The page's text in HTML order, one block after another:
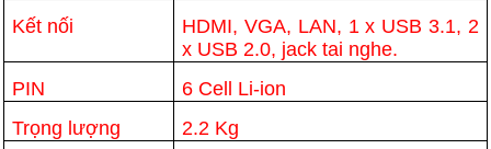
Kết nối
HDMI, VGA, LAN, 1 x USB 3.1, 2
x USB 2.0, jack tai nghe.
PIN
6 Cell Li-ion
Trọng lượng
2.2 Kg